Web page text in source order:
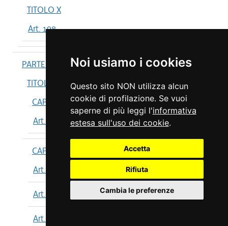
Noi usiamo i cookies
Questo sito NON utilizza alcun
cookie di profilazione. Se vuoi
saperne di più leggi l'informativa
estesa sull'uso dei cookie.
Accetta
Rifiuta
Cambia le preferenze
TITOLO X
Art. 198
PARTE IV
TITOLO I
CAPO I
Art. 199
CAPO II
Art. 200
Art. 201
Art. 202